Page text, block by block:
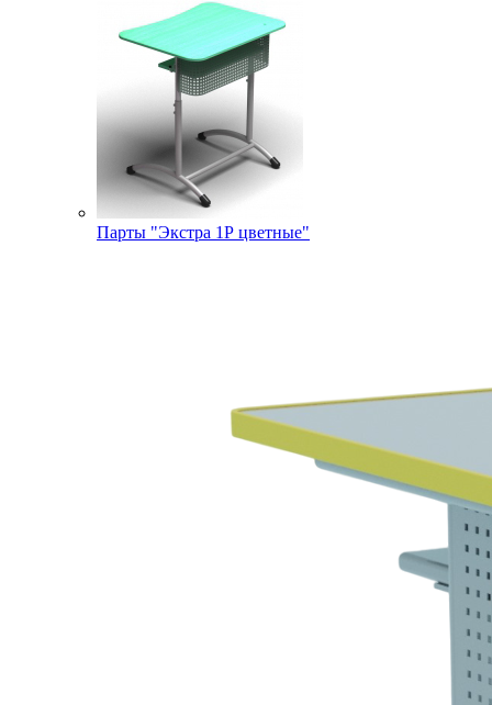
Парты "Экстра 1Р цветные"